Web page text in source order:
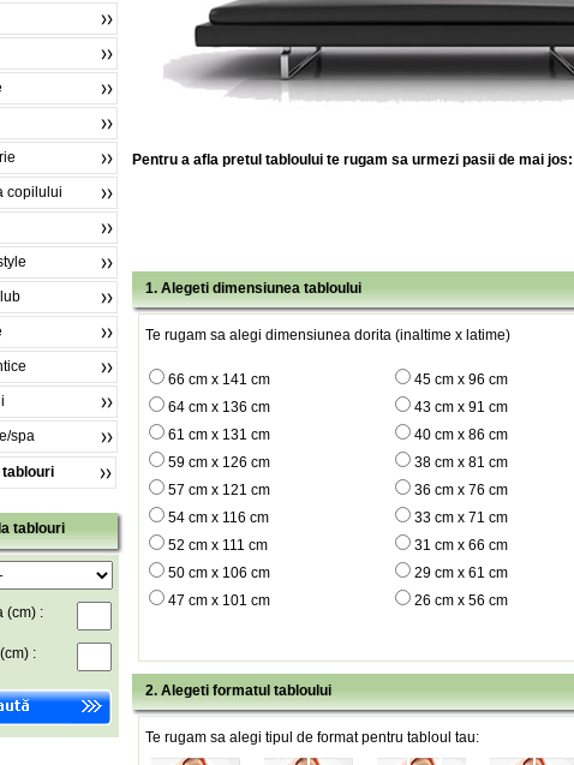
copilului
spa
tablouri
(cm) :
:
Pentru a afla pretul tabloului te rugam sa urmezi pasii de mai jos:
1. Alegeti dimensiunea tabloului
Te rugam sa alegi dimensiunea dorita (inaltime x latime)
66 cm x 141 cm
45 cm x 96 cm
64 cm x 136 cm
43 cm x 91 cm
61 cm x 131 cm
40 cm x 86 cm
59 cm x 126 cm
38 cm x 81 cm
57 cm x 121 cm
36 cm x 76 cm
54 cm x 116 cm
33 cm x 71 cm
52 cm x 111 cm
31 cm x 66 cm
50 cm x 106 cm
29 cm x 61 cm
47 cm x 101 cm
26 cm x 56 cm
2. Alegeti formatul tabloului
Te rugam sa alegi tipul de format pentru tabloul tau: